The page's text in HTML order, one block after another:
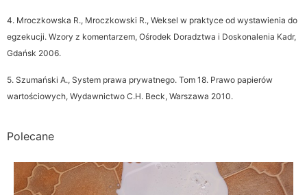
4. Mroczkowska R., Mroczkowski R., Weksel w praktyce od wystawienia do
egzekucji. Wzory z komentarzem, Ośrodek Doradztwa i Doskonalenia Kadr,
Gdańsk 2006.
5. Szumański A., System prawa prywatnego. Tom 18. Prawo papierów
wartościowych, Wydawnictwo C.H. Beck, Warszawa 2010.
Polecane